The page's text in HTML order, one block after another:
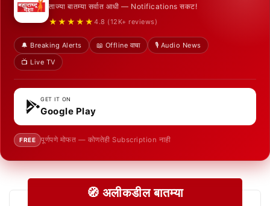
ताज्या बातम्या सर्वात आधी — Notifications सकट!
★★★★★ 4.8 (12K+ reviews)
🔔 Breaking Alerts 📖 Offline वाचा
🎙️ Audio News
📺 Live TV
GET IT ON
Google Play
FREE पूर्णपणे मोफत — कोणतेही Subscription नाही
🧭 अलीकडील बातम्या